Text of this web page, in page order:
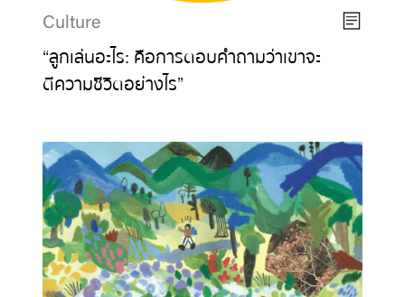
Culture
“ลูกเล่นอะไร: คือการตอบคำถามว่าเขาจะ
ตีความชีวิตอย่างไร”